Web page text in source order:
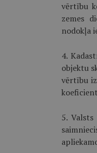
vērtību
zemes
nodokļa
4.
objektu
vērtību
5.